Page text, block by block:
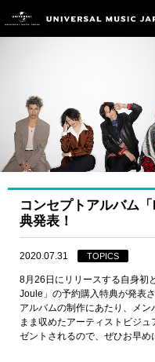
コンセプトアルバム
典発表！
2020.07.31 TOPICS
8月26日にリリースする自身初
Joule」の予約購入特典が発表さ
アルバムの制作にあたり、メ
まま収めたアーティストビジ
ゼントされるので、ぜひお早め